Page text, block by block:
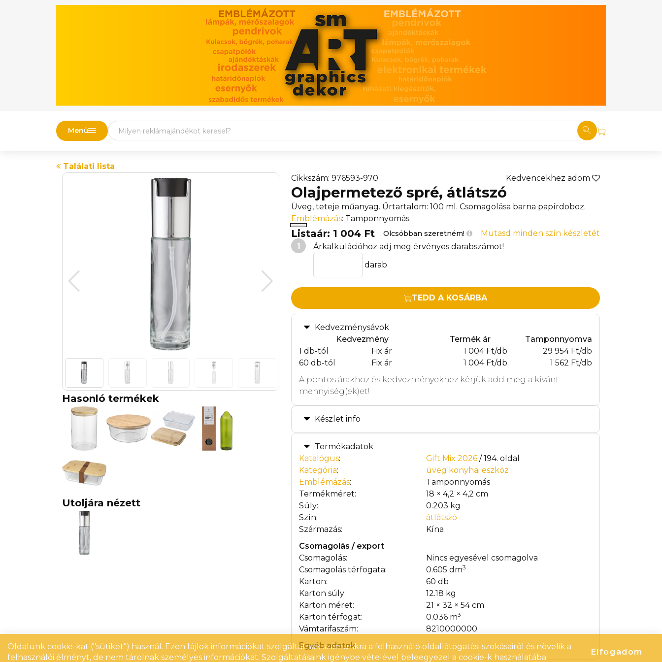
Menü
Találati lista
Hasonló termékek
Utoljára nézett
Cikkszám: 976593-970 Kedvencekhez adom
Olajpermetező spré, átlátszó
Üveg, teteje műanyag. Űrtartalom: 100 ml. Csomagolása barna papírdoboz.
Emblémázás: Tamponnyomás
Listaár: 1 004 Ft Olcsóbban szeretném!
Mutasd minden szín készletét
1
Árkalkulációhoz adj meg érvényes darabszámot!
darab
TEDD A KOSÁRBA
Kedvezménysávok
Kedvezmény
Termék ár
Tamponnyomva
1 db-tól
Fix ár 1 004 Ft/db
29 954 Ft/db
60 db-tól
Fix ár 1 004 Ft/db
1 562 Ft/db
A pontos árakhoz és kedvezményekhez kérjük add meg a kívánt
mennyiség(ek)et!
Készlet info
Termékadatok
Katalógus: Gift Mix 2026/ 194. oldal
Kategória:
üveg konyhai eszköz
Emblémázás:
Tamponnyomás
Termékméret:
18 × 4,2 × 4,2 cm
Súly:
0.203 kg
Szín:
átlátszó
Származás:
Kína
Csomagolás / export
Csomagolás:
Nincs egyesével csomagolva
Csomagolás térfogata:
0.605 dm3
Karton:
60 db
Karton súly:
12.18 kg
Karton méret:
21 × 32 × 54 cm
Karton térfogat:
0.036 m3
Vámtarifaszám:
8210000000
Egyéb adatok
Oldalunk cookie-kat ("sütiket") használ. Ezen fájlok információkat szolgáltatnak számunkra a felhasználó oldallátogatási szokásairól és növelik a
felhasználói élményt, de nem tárolnak személyes információkat. Szolgáltatásaink igénybe vételével beleegyezel a cookie-k használatába.
Elfogadom